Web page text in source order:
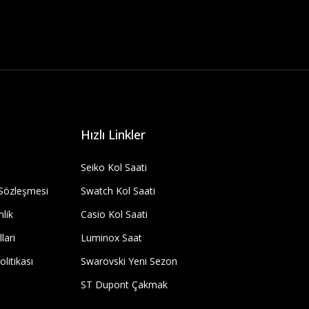
Hızlı Linkler
Seiko Kol Saati
Swatch Kol Saati
Casio Kol Saati
Luminox Saat
Swarovski Yeni Sezon
ST Dupont Çakmak